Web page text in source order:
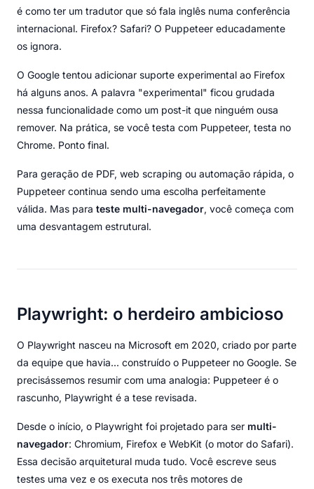
é como ter um tradutor que só fala inglês numa conferência
internacional. Firefox? Safari? O Puppeteer educadamente
os ignora.
O Google tentou adicionar suporte experimental ao Firefox
há alguns anos. A palavra "experimental" ficou grudada
nessa funcionalidade como um post-it que ninguém ousa
remover. Na prática, se você testa com Puppeteer, testa no
Chrome. Ponto final.
Para geração de PDF, web scraping ou automação rápida, o
Puppeteer continua sendo uma escolha perfeitamente
válida. Mas para teste multi-navegador, você começa com
uma desvantagem estrutural.
Playwright: o herdeiro ambicioso
O Playwright nasceu na Microsoft em 2020, criado por parte
da equipe que havia... construído o Puppeteer no Google. Se
precisássemos resumir com uma analogia: Puppeteer é o
rascunho, Playwright é a tese revisada.
Desde o início, o Playwright foi projetado para ser multi-
navegador: Chromium, Firefox e WebKit (o motor do Safari).
Essa decisão arquitetural muda tudo. Você escreve seus
testes uma vez e os executa nos três motores de